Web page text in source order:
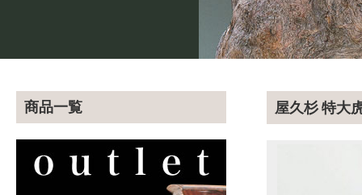
商品一覧 屋久